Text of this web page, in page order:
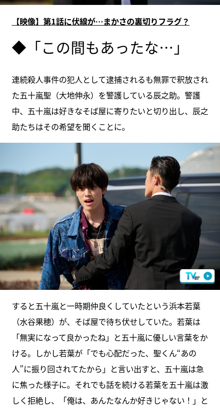
【映像】第1話に伏線が…まかさの裏切りフラグ？
◆「この間もあったな…」
連続殺人事件の犯人として逮捕されるも無罪で釈放され
た五十嵐聖（大地伸永）を警護している辰之助。警護
中、五十嵐は好きなそば屋に寄りたいと切り出し、辰之
助たちはその希望を聞くことに。
すると五十嵐と一時期仲良くしていたという浜本若葉
（水谷果穂）が、そば屋で待ち伏せしていた。若葉は
「無実になって良かったね」と五十嵐に優しい言葉をか
ける。しかし若葉が「でも心配だった、聖くん“あの
人”に振り回されてたから」と言い出すと、五十嵐は急
に焦った様子に。それでも話を続ける若葉を五十嵐は激
しく拒絶し、「俺は、あんたなんか好きじゃない！」と